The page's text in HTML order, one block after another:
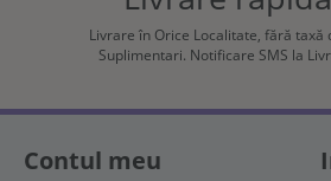
Livrare în Orice Localitate, fără taxă
Suplimentari. Notificare SMS la
Contul meu